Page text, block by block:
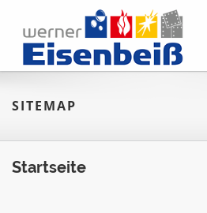
SITEMAP
Startseite